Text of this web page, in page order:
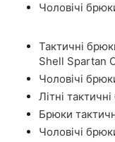
Чоловічі
Тактичні
Shell Spartan
Чоловічі
Літні
Брюки
Чоловічі